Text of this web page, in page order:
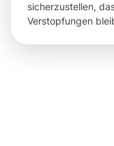
sicherzustellen,
Verstopfungen